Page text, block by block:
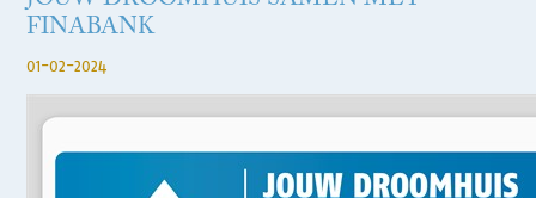
FINABANK
01-02-2024